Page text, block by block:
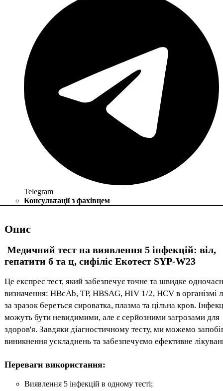
Telegram
Консультації з фахівцем
Опис
Медичний тест на виявлення 5 інфекцій: віл,
гепатити б та ц, сифіліс Екотест SYP-W23
Це експрес тест, який забезпечує точне та швидке
визначення: HBcAb, ТР, HBSAG, HIV 1/2, HCV в організмі
за зразок береться сироватка, плазма та цільна кров.
можуть бути невидимими, але є серйозними загрозами для
здоров'я. Завдяки діагностичному тесту, ми можемо
виникнення ускладнень та забезпечуємо ефективне
Переваги використання:
Виявлення 5 інфекцій в одному тесті;